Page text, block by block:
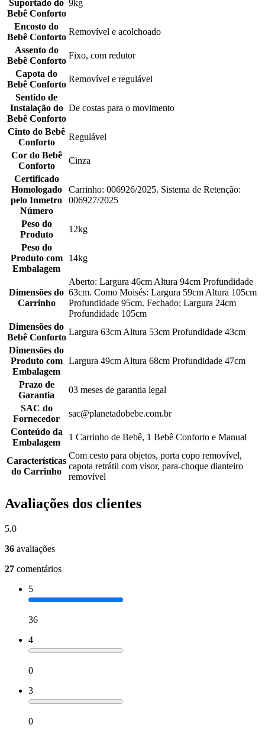
Suportado do
Bebê Conforto
9kg
Encosto do
Bebê Conforto
Removível e acolchoado
Assento do
Bebê Conforto
Fixo, com redutor
Capota do
Bebê Conforto
Removível e regulável
Sentido de
Instalação do
Bebê Conforto
De costas para o movimento
Cinto do Bebê
Conforto
Regulável
Cor do Bebê
Conforto
Cinza
Certificado
Homologado
pelo Inmetro
Número
Carrinho: 006926/2025. Sistema de Retenção:
006927/2025
Peso do
Produto
12kg
Peso do
Produto com
Embalagem
14kg
Dimensões do
Carrinho
Aberto: Largura 46cm Altura 94cm Profundidade
63cm. Como Moisés: Largura 59cm Altura 105cm
Profundidade 95cm. Fechado: Largura 24cm
Profundidade 105cm
Dimensões do
Bebê Conforto
Largura 63cm Altura 53cm Profundidade 43cm
Dimensões do
Produto com
Embalagem
Largura 49cm Altura 68cm Profundidade 47cm
Prazo de
Garantia
03 meses de garantia legal
SAC do
Fornecedor
sac@planetadobebe.com.br
Conteúdo da
Embalagem
1 Carrinho de Bebê, 1 Bebê Conforto e Manual
Características
do Carrinho
Com cesto para objetos, porta copo removível,
capota retrátil com visor, para-choque dianteiro
removível
Avaliações dos clientes
5.0
36 avaliações
27 comentários
5
36
4
0
3
0